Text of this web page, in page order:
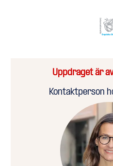
Uppdraget är
Kontaktperson